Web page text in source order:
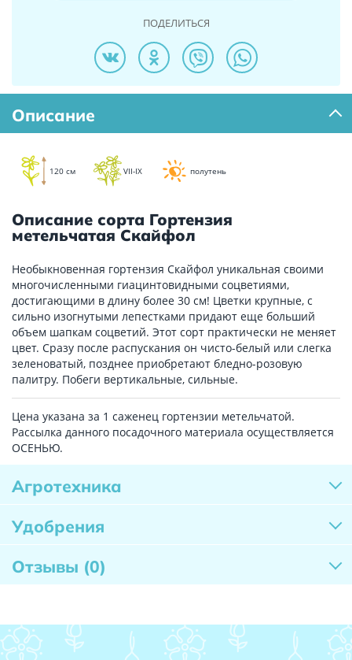
ПОДЕЛИТЬСЯ
Описание
120 см VII-IX полутень
Описание сорта Гортензия
метельчатая Скайфол
Необыкновенная гортензия Скайфол уникальная своими
многочисленными гиацинтовидными соцветиями,
достигающими в длину более 30 см! Цветки крупные, с
сильно изогнутыми лепестками придают еще больший
объем шапкам соцветий. Этот сорт практически не меняет
цвет. Сразу после распускания он чисто-белый или слегка
зеленоватый, позднее приобретают бледно-розовую
палитру. Побеги вертикальные, сильные.
Цена указана за 1 саженец гортензии метельчатой.
Рассылка данного посадочного материала осуществляется
ОСЕНЬЮ.
Агротехника
Удобрения
Отзывы (0)